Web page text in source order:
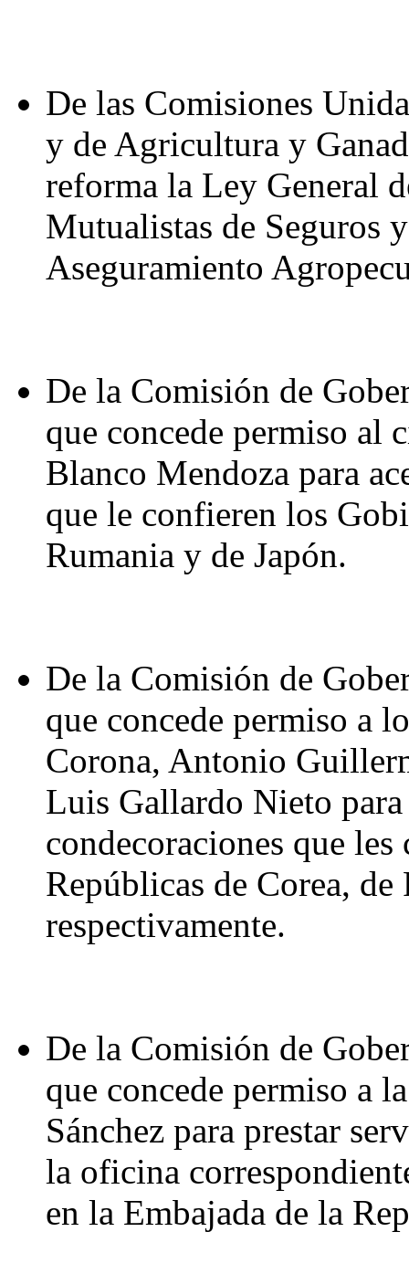
De las Comisiones
y de Agricultura y
reforma la Ley General
Mutualistas de Seguros
Aseguramiento
De la Comisión de
que concede permiso al
Blanco Mendoza para
que le confieren los
Rumania y de Japón.
De la Comisión de
que concede permiso a
Corona, Antonio
Luis Gallardo Nieto para
condecoraciones que
Repúblicas de Corea, de
respectivamente.
De la Comisión de
que concede permiso a
Sánchez para prestar
la oficina
en la Embajada de la